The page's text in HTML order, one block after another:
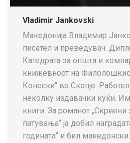
Vladimir Jankovski
Македонија Владимир
писател и преведувач.
Катедрата за општа и
книжевност на
Конески“ во Скопје.
неколку издавачки куќи.
книги. За романот
патувања“ ја добил
годината“ и бил